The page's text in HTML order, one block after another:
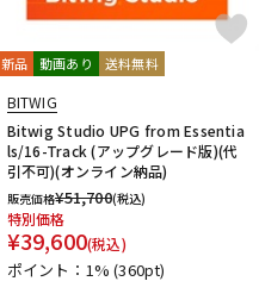
新品 動画あり 送料無料
BITWIG
Bitwig Studio UPG from Essentia
ls/16-Track (アップグレード版)(代
引不可)(オンライン納品)
販売価格¥51,700(税込)
特別価格
¥39,600(税込)
ポイント：1%(360pt)